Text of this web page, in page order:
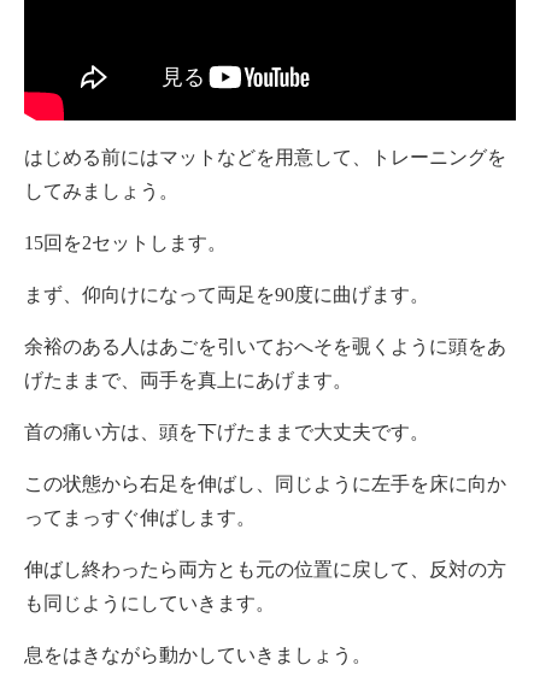
はじめる前にはマットなどを用意して、トレーニングを
してみましょう。
15回を2セットします。
まず、仰向けになって両足を90度に曲げます。
余裕のある人はあごを引いておへそを覗くように頭をあ
げたままで、両手を真上にあげます。
首の痛い方は、頭を下げたままで大丈夫です。
この状態から右足を伸ばし、同じように左手を床に向か
ってまっすぐ伸ばします。
伸ばし終わったら両方とも元の位置に戻して、反対の方
も同じようにしていきます。
息をはきながら動かしていきましょう。